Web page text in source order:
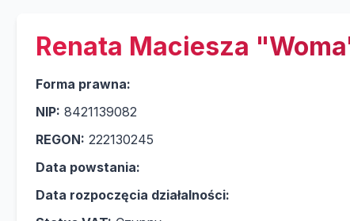
Renata Maciesza
Forma prawna:
NIP: 8421139082
REGON: 222130245
Data powstania:
Data rozpoczęcia działalności: